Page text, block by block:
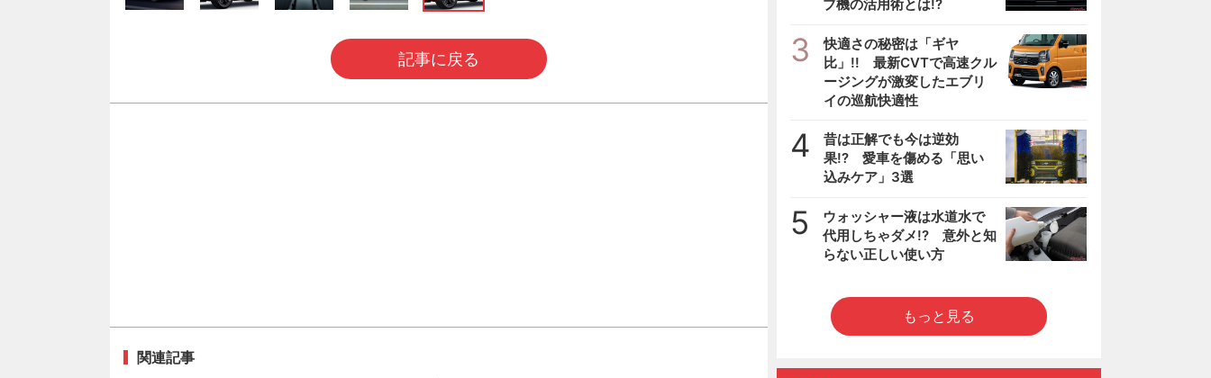
記事に戻る
関連記事
ブ機の活用術とは!?
3
快適さの秘密は「ギヤ
比」!! 最新CVTで高速クル
ージングが激変したエブリ
イの巡航快適性
4
昔は正解でも今は逆効
果!? 愛車を傷める「思い
込みケア」3選
5
ウォッシャー液は水道水で
代用しちゃダメ!? 意外と知
らない正しい使い方
もっと見る